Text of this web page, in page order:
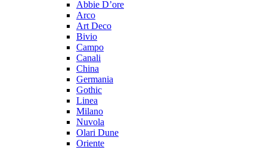
Abbie D’ore
Arco
Art Deco
Bivio
Campo
Canali
China
Germania
Gothic
Linea
Milano
Nuvola
Olari Dune
Oriente